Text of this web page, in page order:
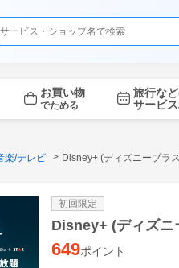
お買い物
でためる
旅行な
サービ
楽/テレビ Disney+ (ディズニープラ
初回限定
Disney+ (ディズニ
649ポイント